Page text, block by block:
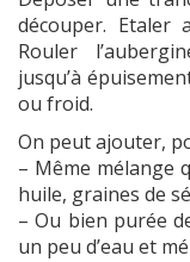
découper. Etaler
Rouler
jusqu’à
ou froid.
On peut ajouter,
– Même mélange
huile, graines de
– Ou bien purée
un peu d’eau et